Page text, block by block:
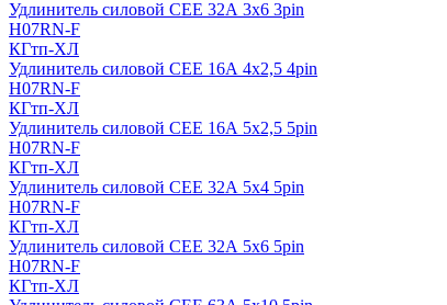
Удлинитель силовой CEE 32А 3х6 3pin
H07RN-F
КГтп-ХЛ
Удлинитель силовой CEE 16А 4х2,5 4pin
H07RN-F
КГтп-ХЛ
Удлинитель силовой CEE 16А 5x2,5 5pin
H07RN-F
КГтп-ХЛ
Удлинитель силовой CEE 32А 5x4 5pin
H07RN-F
КГтп-ХЛ
Удлинитель силовой CEE 32А 5x6 5pin
H07RN-F
КГтп-ХЛ